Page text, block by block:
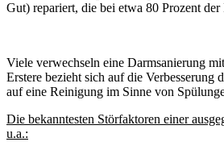
Gut) repariert, die bei etwa 80 Prozent
Viele verwechseln eine Darmsanierung
Erstere bezieht sich auf die Verbesserung
auf eine Reinigung im Sinne von
Die bekanntesten Störfaktoren einer
u.a.: